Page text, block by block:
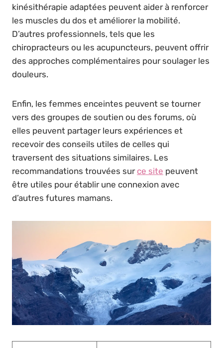
kinésithérapie adaptées peuvent aider à renforcer
les muscles du dos et améliorer la mobilité.
D’autres professionnels, tels que les
chiropracteurs ou les acupuncteurs, peuvent offrir
des approches complémentaires pour soulager les
douleurs.
Enfin, les femmes enceintes peuvent se tourner
vers des groupes de soutien ou des forums, où
elles peuvent partager leurs expériences et
recevoir des conseils utiles de celles qui
traversent des situations similaires. Les
recommandations trouvées sur ce site peuvent
être utiles pour établir une connexion avec
d’autres futures mamans.